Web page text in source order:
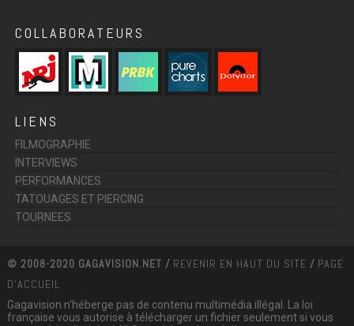
COLLABORATEURS
LIENS
FILMOGRAPHIE
INTERVIEWS
PERFORMANCES
TATOUAGES ET PIERCING
TOURNEES
© 2008-2020 GAGAVISION.NET / REVENIR EN HAUT DU SITE / PAGE
D'ACCUEIL
Gagavision n'héberge pas de contenu multimédia illégal. La loi
française vous autorise à télécharger un fichier seulement si vous